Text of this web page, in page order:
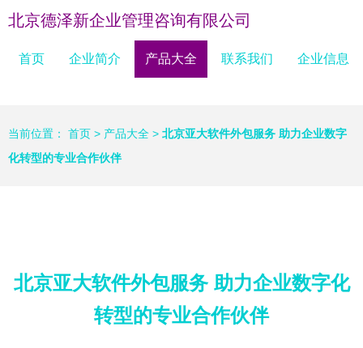
北京德泽新企业管理咨询有限公司
首页 企业简介 产品大全 联系我们 企业信息
当前位置： 首页 > 产品大全 > 北京亚大软件外包服务 助力企业数字
化转型的专业合作伙伴
北京亚大软件外包服务 助力企业数字化
转型的专业合作伙伴